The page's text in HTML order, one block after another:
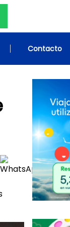
Contacto